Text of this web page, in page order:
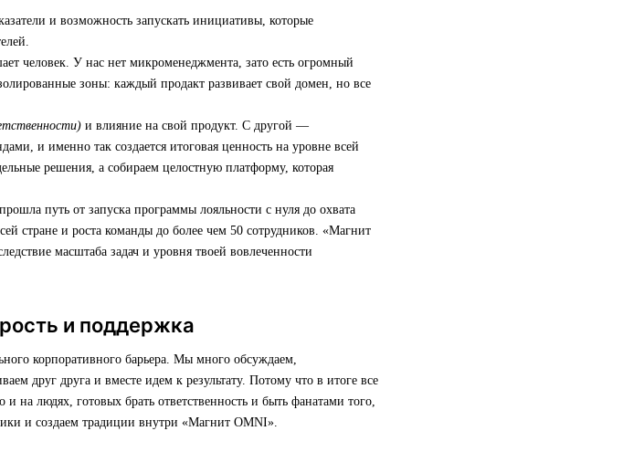
и возможность запускать инициативы, которые
человек. У нас нет микроменеджмента, зато есть огромный
зоны: каждый продакт развивает свой домен, но все
и влияние на свой продукт. С другой —
и именно так создается итоговая ценность на уровне всей
решения, а собираем целостную платформу, которая
путь от запуска программы лояльности с нуля до охвата
стране и роста команды до более чем 50 сотрудников. «Магнит
масштаба задач и уровня твоей вовлеченности
и поддержка
корпоративного барьера. Мы много обсуждаем,
друг друга и вместе идем к результату. Потому что в итоге все
и на людях, готовых брать ответственность и быть фанатами того,
и создаем традиции внутри «Магнит OMNI».